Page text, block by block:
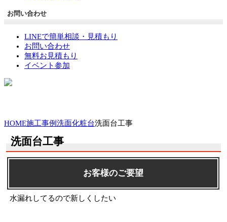
お問い合わせ
LINEで簡単相談・見積もり
お問い合わせ
無料お見積もり
イベント参加
HOME施工事例洗面化粧台洗面台工事
洗面台工事
お客様のご要望
水漏れしてるので新しくしたい